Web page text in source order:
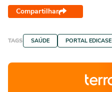
Compartilhar
TAGS SAÚDE PORTAL EDICASE